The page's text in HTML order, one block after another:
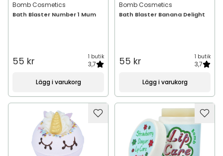
Bomb Cosmetics
Bath Blaster Number 1 Mum
55 kr 1 butik
3,7
Lägg i varukorg
Bomb Cosmetics
Bath Blaster Banana Delight
55 kr 1 butik
3,7
Lägg i varukorg